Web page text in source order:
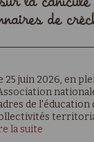
de
25 juin 2026, en
de l'éducation
la suite